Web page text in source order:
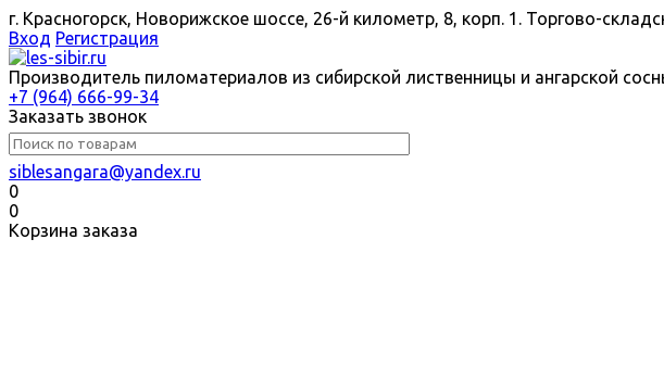
г. Красногорск, Новорижское шоссе, 26-й километр, 8, корп. 1. Торгово-
Вход Регистрация
Производитель пиломатериалов из сибирской лиственницы и ангарской
+7 (964) 666-99-34
Заказать звонок
siblesangara@yandex.ru
0
0
Корзина заказа